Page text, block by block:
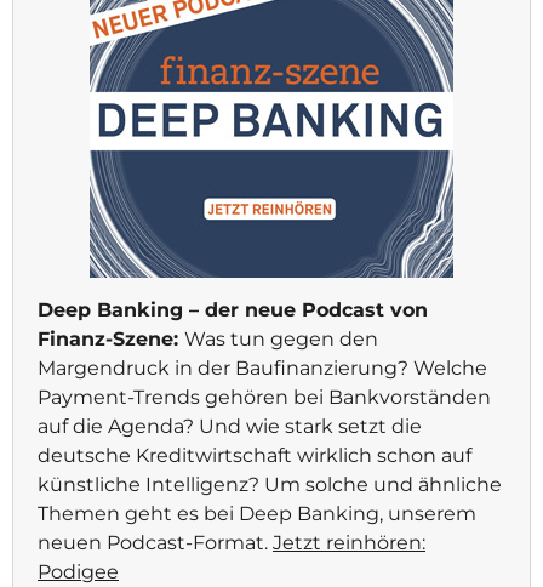
Deep Banking – der neue Podcast von
Finanz-Szene: Was tun gegen den
Margendruck in der Baufinanzierung? Welche
Payment-Trends gehören bei Bankvorständen
auf die Agenda? Und wie stark setzt die
deutsche Kreditwirtschaft wirklich schon auf
künstliche Intelligenz? Um solche und ähnliche
Themen geht es bei Deep Banking, unserem
neuen Podcast-Format. Jetzt reinhören:
Podigee